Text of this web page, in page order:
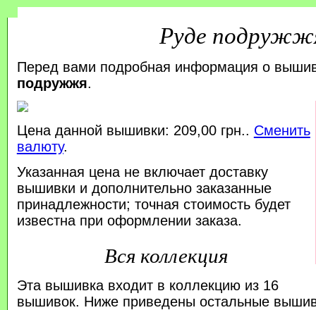
Руде
Перед вами подробная информация о
подружжя.
Цена данной вышивки: 209,00 грн.. Сменить
валюту.
Указанная цена не включает доставку
вышивки и дополнительно заказанные
принадлежности; точная стоимость будет
известна при оформлении заказа.
Вся коллекция
Эта вышивка входит в коллекцию из 16
вышивок. Ниже приведены остальные